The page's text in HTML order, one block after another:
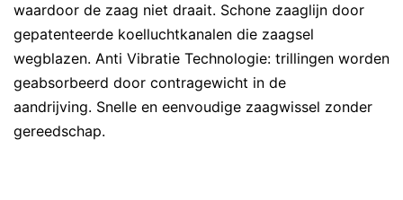
waardoor de zaag niet draait. Schone zaaglijn door
gepatenteerde koelluchtkanalen die zaagsel
wegblazen. Anti Vibratie Technologie: trillingen worden
geabsorbeerd door contragewicht in de
aandrijving. Snelle en eenvoudige zaagwissel zonder
gereedschap.